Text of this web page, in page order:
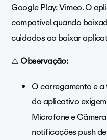
Google Play: Vimeo. O
compatível quando
cuidados ao baixar
⚠️Observação:
O carregamento e
do aplicativo
Microfone e
notificações push